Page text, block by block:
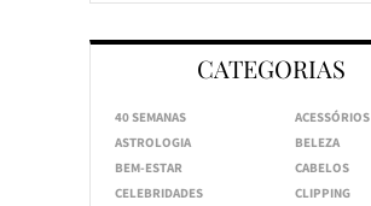
CATEGORIAS
40 SEMANAS
ACESSÓRIOS
ASTROLOGIA
BELEZA
BEM-ESTAR
CABELOS
CELEBRIDADES
CLIPPING